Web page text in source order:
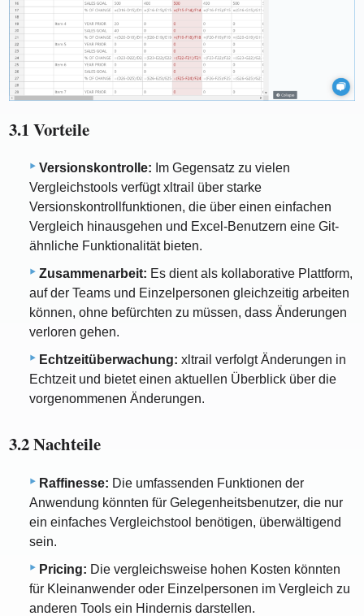
3.1 Vorteile
Versionskontrolle: Im Gegensatz zu vielen
Vergleichstools verfügt xltrail über starke
Versionskontrollfunktionen, die über einen einfachen
Vergleich hinausgehen und Excel-Benutzern eine Git-
ähnliche Funktionalität bieten.
Zusammenarbeit: Es dient als kollaborative Plattform,
auf der Teams und Einzelpersonen gleichzeitig arbeiten
können, ohne befürchten zu müssen, dass Änderungen
verloren gehen.
Echtzeitüberwachung: xltrail verfolgt Änderungen in
Echtzeit und bietet einen aktuellen Überblick über die
vorgenommenen Änderungen.
3.2 Nachteile
Raffinesse: Die umfassenden Funktionen der
Anwendung könnten für Gelegenheitsbenutzer, die nur
ein einfaches Vergleichstool benötigen, überwältigend
sein.
Pricing: Die vergleichsweise hohen Kosten könnten
für Kleinanwender oder Einzelpersonen im Vergleich zu
anderen Tools ein Hindernis darstellen.